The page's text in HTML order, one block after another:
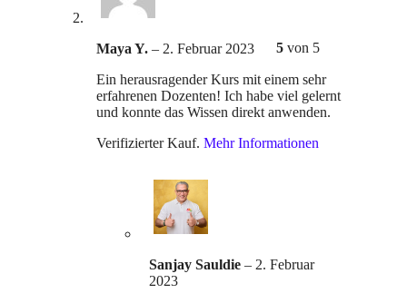
5von 5
Maya Y. – 2. Februar 2023
Ein herausragender Kurs mit einem sehr
erfahrenen Dozenten! Ich habe viel gelernt
und konnte das Wissen direkt anwenden.
Verifizierter Kauf. Mehr Informationen
Sanjay Sauldie – 2. Februar
2023